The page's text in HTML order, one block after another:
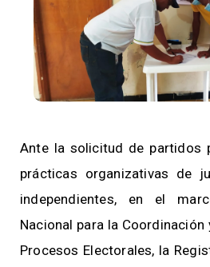
Ante la solicitud de partidos
prácticas organizativas de
independientes, en el
Nacional para la
Procesos Electorales, la